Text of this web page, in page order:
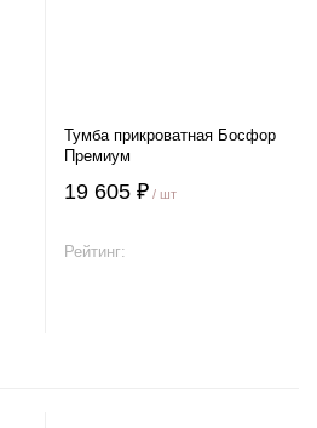
Тумба прикроватная Босфор
Премиум
19 605 ₽ / шт
Рейтинг: